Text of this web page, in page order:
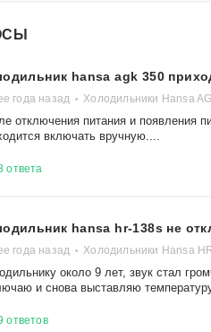
hansa agk 350
года назад Холодильники Hansa
отключения питания и появления
включать вручную....
ответа
hansa hr-138s не
года назад Холодильники Hansa
около 9 лет, звук стал
и снова выставляю
ответов